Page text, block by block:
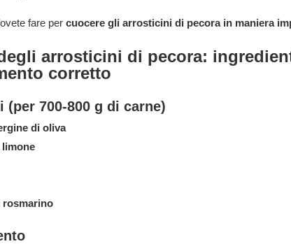
fare per cuocere gli arrosticini di pecora in maniera
arrosticini di pecora:
corretto
(per 700-800 g di carne)
di oliva
limone
rosmarino